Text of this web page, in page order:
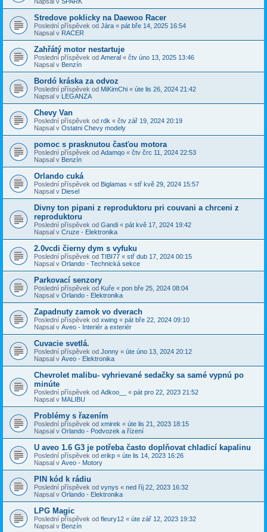
Stredove poklicky na Daewoo Racer
Poslední příspěvek od Jára « pát bře 14, 2025 16:54
Napsal v RACER
Zahřátý motor nestartuje
Poslední příspěvek od Ameral « čtv úno 13, 2025 13:46
Napsal v Benzín
Bordó kráska za odvoz
Poslední příspěvek od MiKimChi « úte lis 26, 2024 21:42
Napsal v LEGANZA
Chevy Van
Poslední příspěvek od rdk « čtv zář 19, 2024 20:19
Napsal v Ostatni Chevy modely
pomoc s prasknutou časťou motora
Poslední příspěvek od Adamqo « čtv črc 11, 2024 22:53
Napsal v Benzín
Orlando cuká
Poslední příspěvek od Biglamas « stř kvě 29, 2024 15:57
Napsal v Diesel
Divny ton pipani z reproduktoru pri couvani a chrceni z
reproduktoru
Poslední příspěvek od Gandi « pát kvě 17, 2024 19:42
Napsal v Cruze - Elektronika
2.0vcdi čierny dym s vyfuku
Poslední příspěvek od TIBI77 « stř dub 17, 2024 00:15
Napsal v Orlando - Technická sekce
Parkovací senzory
Poslední příspěvek od Kuře « pon bře 25, 2024 08:04
Napsal v Orlando - Elektronika
Zapadnuty zamok vo dverach
Poslední příspěvek od xwing « pát bře 22, 2024 09:10
Napsal v Aveo - Interiér a exteriér
Cuvacie svetlá.
Poslední příspěvek od Jonny « úte úno 13, 2024 20:12
Napsal v Aveo - Elektronika
Chevrolet malibu- vyhrievané sedačky sa samé vypnú po
minúte
Poslední příspěvek od Adkoo__ « pát pro 22, 2023 21:52
Napsal v MALIBU
Problémy s řazením
Poslední příspěvek od xmirek « úte lis 21, 2023 18:15
Napsal v Orlando - Podvozek a řízení
U aveo 1.6 G3 je potřeba často doplňovat chladicí kapalinu
Poslední příspěvek od erikp « úte lis 14, 2023 16:26
Napsal v Aveo - Motory
PIN kód k rádiu
Poslední příspěvek od vynys « ned říj 22, 2023 16:32
Napsal v Orlando - Elektronika
LPG Magic
Poslední příspěvek od fleury12 « úte zář 12, 2023 19:32
Napsal v Benzín